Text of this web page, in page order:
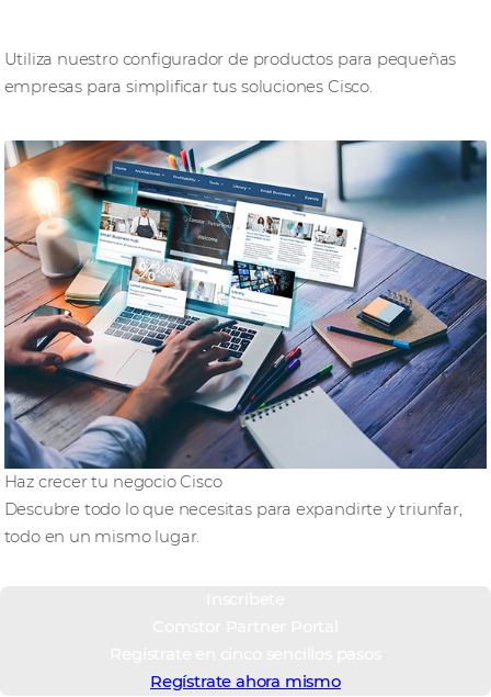
Utiliza nuestro configurador de productos para pequeñas
empresas para simplificar tus soluciones Cisco.
Haz crecer tu negocio Cisco
Descubre todo lo que necesitas para expandirte y triunfar,
todo en un mismo lugar.
Regístrate ahora mismo